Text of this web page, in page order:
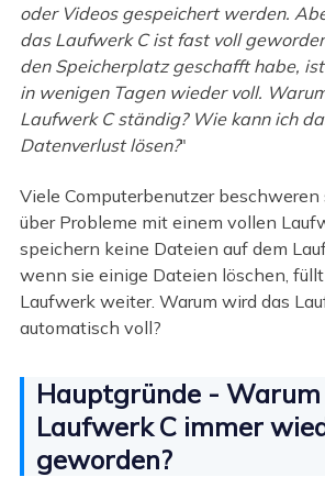
oder Videos gespeichert werden.
das Laufwerk C ist fast voll
den Speicherplatz geschafft habe,
in wenigen Tagen wieder voll.
Laufwerk C ständig? Wie kann ich
Datenverlust lösen?"
Viele Computerbenutzer
über Probleme mit einem vollen
speichern keine Dateien auf dem
wenn sie einige Dateien löschen,
Laufwerk weiter. Warum wird das
automatisch voll?
Hauptgründe -
Laufwerk C immer
geworden?